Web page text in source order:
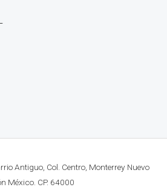
Antiguo, Col. Centro, Monterrey Nuevo
México. CP. 64000